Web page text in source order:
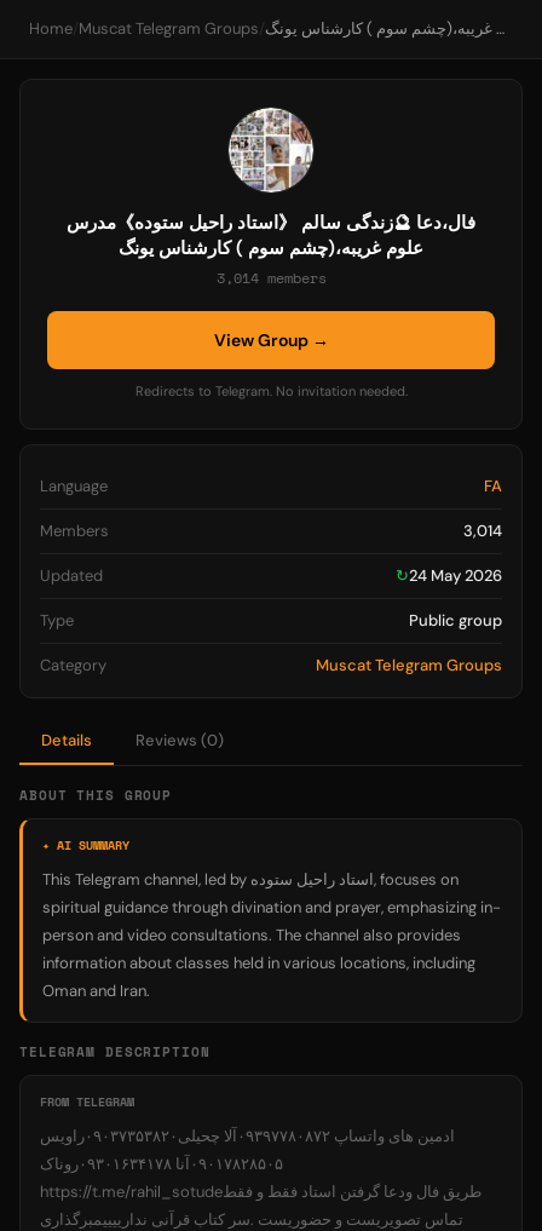
Home/ Muscat Telegram Groups/ فال،دعا 🔮زندگی سالم 《استاد راحیل ستوده》مدرس علوم غریبه،(چشم سوم ) کارشناس یونگ
Details Reviews (0)
ABOUT THIS GROUP
✦ AI SUMMARY
This Telegram channel, led by استاد راحیل ستوده, focuses on
spiritual guidance through divination and prayer, emphasizing in-
person and video consultations. The channel also provides
information about classes held in various locations, including
Oman and Iran.
TELEGRAM DESCRIPTION
FROM TELEGRAM
ادمین های واتساپ ۰۹۳۹۷۷۸۰۸۷۲آلا چحیلی۰۹۰۳۷۳۵۳۸۲۰راویس
۰۹۰۱۷۸۲۸۵۰۵آنا ۰۹۳۰۱۶۳۴۱۷۸روناک
https://t.me/rahil_sotudeطریق فال ودعا گرفتن استاد فقط و فقط
تماس تصویریست و حضوریست .سر کتاب قرآنی ندارییییمبرگذاری
فال،دعا 🔮زندگی سالم 《استاد راحیل ستوده》مدرس
علوم غریبه،(چشم سوم ) کارشناس یونگ
3,014 members
View Group →
Redirects to Telegram. No invitation needed.
Language FA
Members 3,014
Updated ↻24 May 2026
Type Public group
Category Muscat Telegram Groups